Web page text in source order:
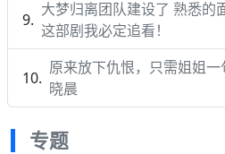
大梦归离团队建设了 熟悉的
这部剧我必定追看！
原来放下仇恨，只需姐姐
晓晨
专题